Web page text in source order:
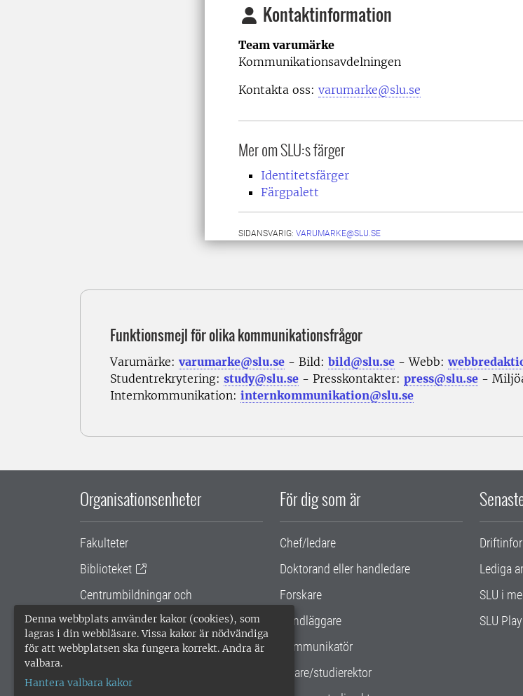
Denna webbplats använder kakor (cookies), som
lagras i din webbläsare. Vissa kakor är nödvändiga
för att webbplatsen ska fungera korrekt. Andra är
valbara.
Hantera valbara kakor
Kontaktinformation
Team varumärke
Kommunikationsavdelningen
Kontakta oss: varumarke@slu.se
Mer om SLU:s färger
Identitetsfärger
Färgpalett
SIDANSVARIG: VARUMARKE@SLU.SE
Funktionsmejl för olika kommunikationsfrågor
Varumärke: varumarke@slu.se - Bild: bild@slu.se - Webb:
Studentrekrytering: study@slu.se - Presskontakter: press@slu.se -
Internkommunikation: internkommunikation@slu.se
Organisationsenheter
Fakulteter
Biblioteket
Centrumbildningar och
samarbetsprojekt
Gemensamma verksamhetsstödet
För dig som är
Chef/ledare
Doktorand eller handledare
Forskare
Handläggare
Kommunikatör
Lärare/studierektor
Lediga
SLU i
SLU Play